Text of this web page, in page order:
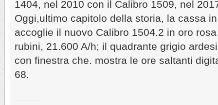
1404, nel 2010 con il Calibro 1509, nel
Oggi,ultimo capitolo della storia, la cassa
accoglie il nuovo Calibro 1504.2 in oro
rubini, 21.600 A/h; il quadrante grigio
con finestra che. mostra le ore saltanti
68.